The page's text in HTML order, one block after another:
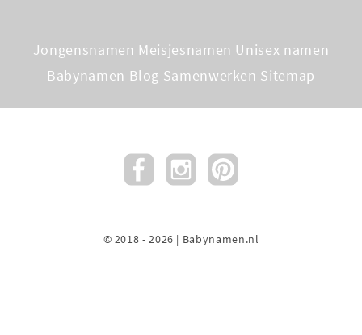
Jongensnamen Meisjesnamen Unisex namen
Babynamen Blog Samenwerken Sitemap
© 2018 - 2026 | Babynamen.nl